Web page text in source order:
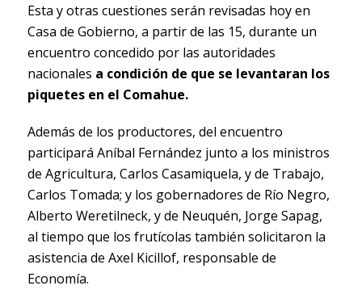
Esta y otras cuestiones serán revisadas hoy en
Casa de Gobierno, a partir de las 15, durante un
encuentro concedido por las autoridades
nacionales a condición de que se levantaran los
piquetes en el Comahue.
Además de los productores, del encuentro
participará Aníbal Fernández junto a los ministros
de Agricultura, Carlos Casamiquela, y de Trabajo,
Carlos Tomada; y los gobernadores de Río Negro,
Alberto Weretilneck, y de Neuquén, Jorge Sapag,
al tiempo que los frutícolas también solicitaron la
asistencia de Axel Kicillof, responsable de
Economía.